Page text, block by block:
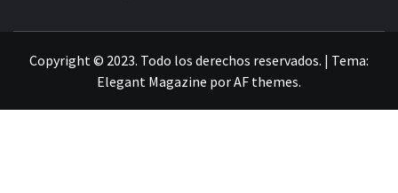
Copyright © 2023. Todo los derechos reservados. | Tema:
Elegant Magazine porAF themes.